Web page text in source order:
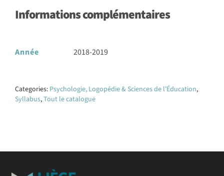
Informations complémentaires
Année 2018-2019
Categories: Psychologie, Logopédie & Sciences de l'Éducation,
Syllabus,Tout le catalogue